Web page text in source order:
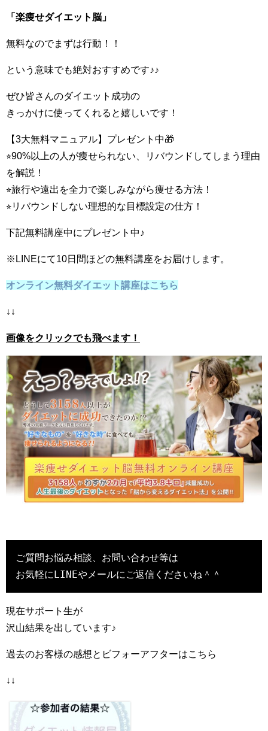
「楽痩せダイエット脳」
無料なのでまずは行動！！
という意味でも絶対おすすめです♪♪
ぜひ皆さんのダイエット成功の
きっかけに使ってくれると嬉しいです！
【3大無料マニュアル】プレゼント中🎁
⭐︎90%以上の人が痩せられない、リバウンドしてしまう理由
を解説！
⭐︎旅行や遠出を全力で楽しみながら痩せる方法！
⭐︎リバウンドしない理想的な目標設定の仕方！
下記無料講座中にプレゼント中♪
※LINEにて10日間ほどの無料講座をお届けします。
オンライン無料ダイエット講座はこちら
↓↓
画像をクリックでも飛べます！
ご質問お悩み相談、お問い合わせ等は
お気軽にLINEやメールにご返信くださいね＾＾
現在サポート生が
沢山結果を出しています♪
過去のお客様の感想とビフォーアフターはこちら
↓↓